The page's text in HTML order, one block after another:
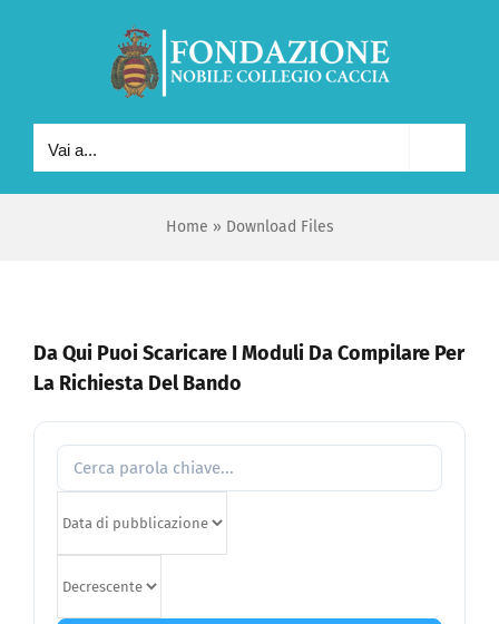
Vai a...
Home » Download Files
Da Qui Puoi Scaricare I Moduli Da Compilare Per
La Richiesta Del Bando